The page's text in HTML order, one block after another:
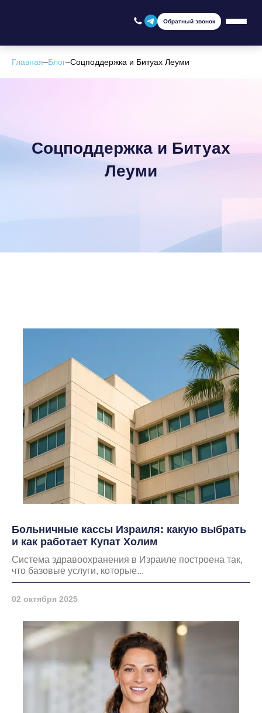
Обратный звонок
Главная–Блог–Соцподдержка и Битуах Леуми
Соцподдержка и Битуах
Леуми
Больничные кассы Израиля: какую выбрать
и как работает Купат Холим
Система здравоохранения в Израиле построена так,
что базовые услуги, которые...
02 октября 2025